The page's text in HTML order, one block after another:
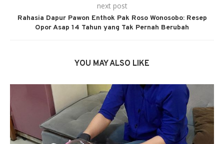
next post
Rahasia Dapur Pawon Enthok Pak Roso Wonosobo: Resep
Opor Asap 14 Tahun yang Tak Pernah Berubah
YOU MAY ALSO LIKE